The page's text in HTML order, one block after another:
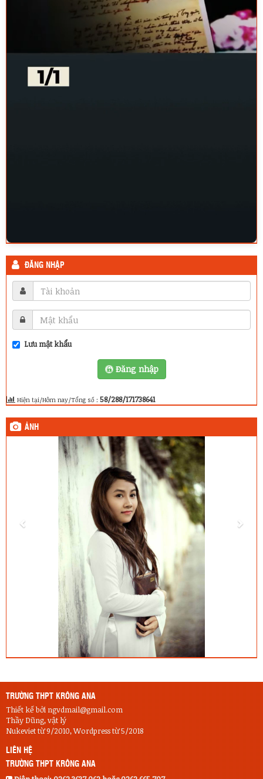
ĐĂNG NHẬP
Lưu mật khẩu
Đăng nhập
Hiện tại/Hôm nay/Tổng số : 58/288/171738641
ẢNH
TRƯỜNG THPT KRÔNG ANA
Thiết kế bởi ngvdmail@gmail.com
Thầy Dũng, vật lý
Nukeviet từ 9/2010, Wordpress từ 5/2018
LIÊN HỆ
TRƯỜNG THPT KRÔNG ANA